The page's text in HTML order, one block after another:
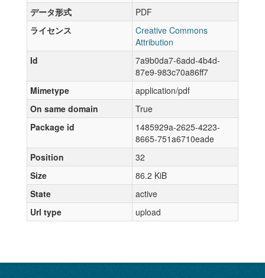
データ形式
PDF
ライセンス
Creative Commons
Attribution
Id
7a9b0da7-6add-4b4d-
87e9-983c70a86ff7
Mimetype
application/pdf
On same domain
True
Package id
1485929a-2625-4223-
8665-751a6710eade
Position
32
Size
86.2 KiB
State
active
Url type
upload